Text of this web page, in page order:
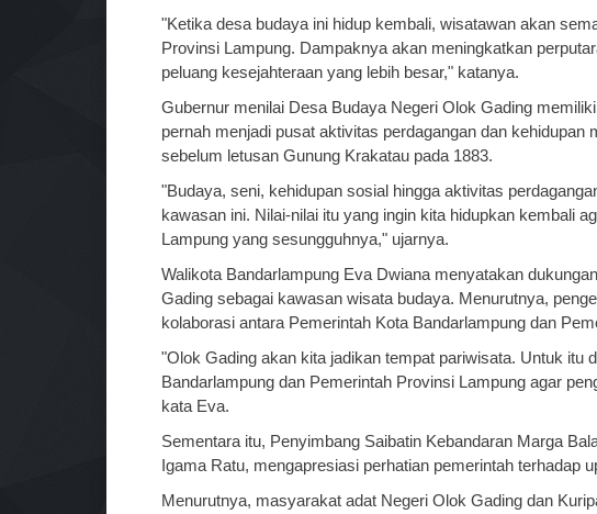
"Ketika desa budaya ini hidup kembali, wisatawan akan
Provinsi Lampung. Dampaknya akan meningkatkan
peluang kesejahteraan yang lebih besar," katanya.
Gubernur menilai Desa Budaya Negeri Olok Gading
pernah menjadi pusat aktivitas perdagangan dan kehidupan
sebelum letusan Gunung Krakatau pada 1883.
"Budaya, seni, kehidupan sosial hingga aktivitas
kawasan ini. Nilai-nilai itu yang ingin kita hidupkan kembali
Lampung yang sesungguhnya," ujarnya.
Walikota Bandarlampung Eva Dwiana menyatakan
Gading sebagai kawasan wisata budaya. Menurutnya,
kolaborasi antara Pemerintah Kota Bandarlampung dan
"Olok Gading akan kita jadikan tempat pariwisata. Untuk itu
Bandarlampung dan Pemerintah Provinsi Lampung agar
kata Eva.
Sementara itu, Penyimbang Saibatin Kebandaran Marga
Igama Ratu, mengapresiasi perhatian pemerintah terhadap
Menurutnya, masyarakat adat Negeri Olok Gading dan